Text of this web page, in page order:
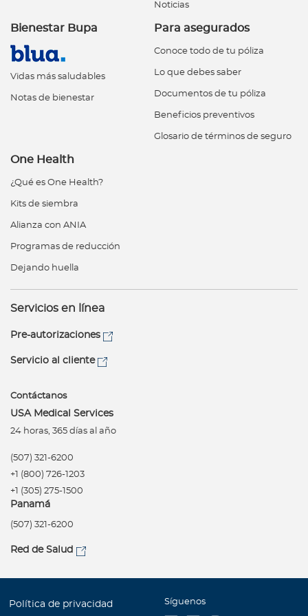
Noticias
Bienestar Bupa
Vidas más saludables
Notas de bienestar
Para asegurados
Conoce todo de tu póliza
Lo que debes saber
Documentos de tu póliza
Beneficios preventivos
Glosario de términos de seguro
One Health
¿Qué es One Health?
Kits de siembra
Alianza con ANIA
Programas de reducción
Dejando huella
Servicios en línea
Pre-autorizaciones
Servicio al cliente
Contáctanos
USA Medical Services
24 horas, 365 días al año
(507) 321-6200
+1 (800) 726-1203
+1 (305) 275-1500
Panamá
(507) 321-6200
Red de Salud
Política de privacidad Síguenos